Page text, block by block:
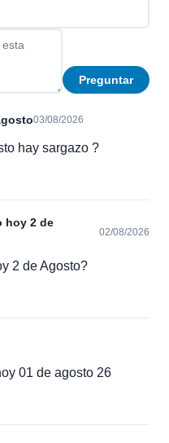
Preguntar
03/08/2026
hay sargazo ?
hoy 2 de
02/08/2026
2 de Agosto?
01 de agosto 26